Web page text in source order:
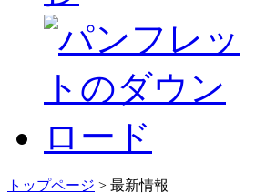
トップページ > 最新情報